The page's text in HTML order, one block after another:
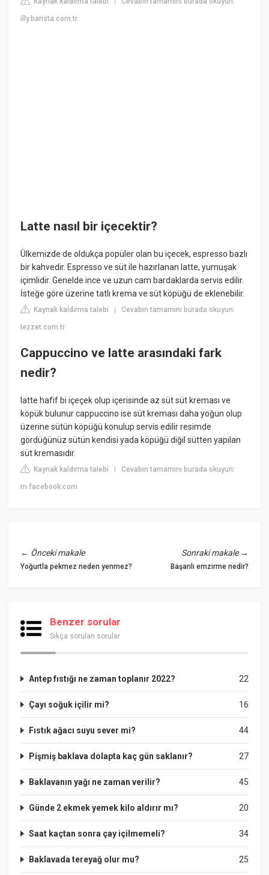
|
illy.barista.com.tr
Latte nasıl bir içecektir?
Ülkemizde de oldukça popüler olan bu içecek, espresso bazlı
bir kahvedir. Espresso ve süt ile hazırlanan latte, yumuşak
içimlidir. Genelde ince ve uzun cam bardaklarda servis edilir.
İsteğe göre üzerine tatlı krema ve süt köpüğü de eklenebilir.
Kaynak kaldırma talebi |Cevabın tamamını burada okuyun:
lezzet.com.tr
Cappuccino ve latte arasındaki fark
nedir?
latte hafif bi içeçek olup içerisinde az süt süt kreması ve
köpük bulunur cappuccino ise süt kreması daha yoğun olup
üzerine sütün köpüğü konulup servis edilir resimde
gördüğünüz sütün kendisi yada köpüğü diğil sütten yapılan
süt kremasıdır.
Kaynak kaldırma talebi |Cevabın tamamını burada okuyun:
m.facebook.com
← Önceki makale
Yoğurtla pekmez neden yenmez?
Sonraki makale→
Başarılı emzirme nedir?
Benzer sorular
Sıkça sorulan sorular
22
Antep fıstığı ne zaman toplanır 2022?
16
Çayı soğuk içilir mi?
44
Fıstık ağacı suyu sever mi?
27
Pişmiş baklava dolapta kaç gün saklanır?
45
Baklavanın yağı ne zaman verilir?
20
Günde 2 ekmek yemek kilo aldırır mı?
34
Saat kaçtan sonra çay içilmemeli?
25
Baklavada tereyağ olur mu?